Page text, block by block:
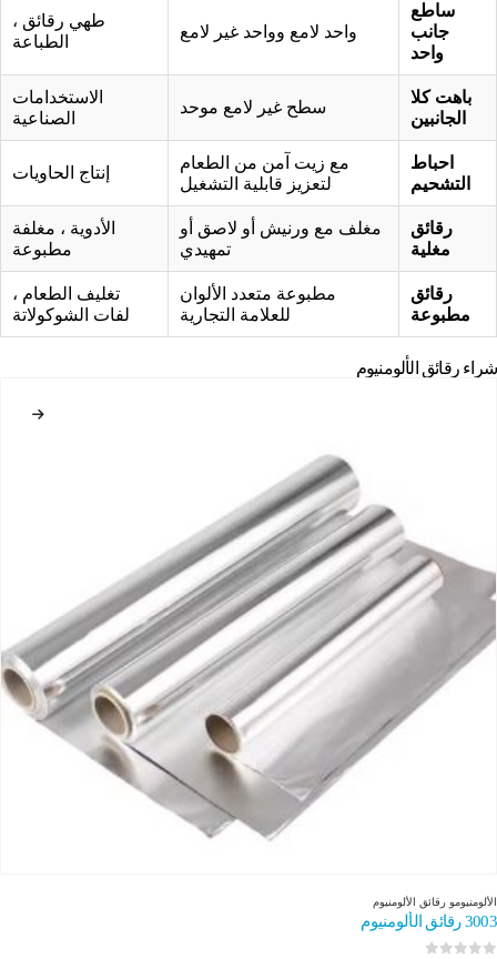
ساطع
جانب
واحد
واحد لامع وواحد غير لامع
طهي رقائق ،
الطباعة
باهت كلا
الجانبين
سطح غير لامع موحد
الاستخدامات
الصناعية
احباط
التشحيم
مع زيت آمن من الطعام
لتعزيز قابلية التشغيل
إنتاج الحاويات
رقائق
مغلية
مغلف مع ورنيش أو لاصق أو
تمهيدي
الأدوية ، مغلفة
مطبوعة
رقائق
مطبوعة
مطبوعة متعدد الألوان
للعلامة التجارية
تغليف الطعام ،
لفات الشوكولاتة
شراء رقائق الألومنيوم
الألومنيومو رقائق الألومنيوم
3003 رقائق الألومنيوم